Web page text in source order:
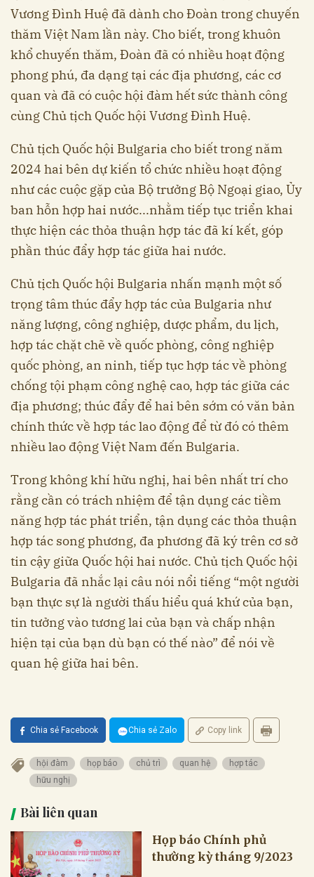
Vương Đình Huệ đã dành cho Đoàn trong chuyến
thăm Việt Nam lần này. Cho biết, trong khuôn
khổ chuyến thăm, Đoàn đã có nhiều hoạt động
phong phú, đa dạng tại các địa phương, các cơ
quan và đã có cuộc hội đàm hết sức thành công
cùng Chủ tịch Quốc hội Vương Đình Huệ.
Chủ tịch Quốc hội Bulgaria cho biết trong năm
2024 hai bên dự kiến tổ chức nhiều hoạt động
như các cuộc gặp của Bộ trưởng Bộ Ngoại giao, Ủy
ban hỗn hợp hai nước...nhằm tiếp tục triển khai
thực hiện các thỏa thuận hợp tác đã kí kết, góp
phần thúc đẩy hợp tác giữa hai nước.
Chủ tịch Quốc hội Bulgaria nhấn mạnh một số
trọng tâm thúc đẩy hợp tác của Bulgaria như
năng lượng, công nghiệp, dược phẩm, du lịch,
hợp tác chặt chẽ về quốc phòng, công nghiệp
quốc phòng, an ninh, tiếp tục hợp tác về phòng
chống tội phạm công nghệ cao, hợp tác giữa các
địa phương; thúc đẩy để hai bên sớm có văn bản
chính thức về hợp tác lao động để từ đó có thêm
nhiều lao động Việt Nam đến Bulgaria.
Trong không khí hữu nghị, hai bên nhất trí cho
rằng cần có trách nhiệm để tận dụng các tiềm
năng hợp tác phát triển, tận dụng các thỏa thuận
hợp tác song phương, đa phương đã ký trên cơ sở
tin cậy giữa Quốc hội hai nước. Chủ tịch Quốc hội
Bulgaria đã nhắc lại câu nói nổi tiếng “một người
bạn thực sự là người thấu hiểu quá khứ của bạn,
tin tưởng vào tương lai của bạn và chấp nhận
hiện tại của bạn dù bạn có thế nào” để nói về
quan hệ giữa hai bên.
Chia sẻ Facebook Chia sẻ Zalo Copy link
hội đàm họp báo chủ trì quan hệ
hợp tác
hữu nghị
Bài liên quan
Họp báo Chính phủ
thường kỳ tháng 9/2023